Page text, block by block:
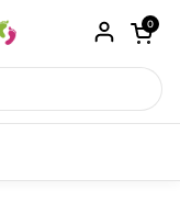
Ouvrir le
0